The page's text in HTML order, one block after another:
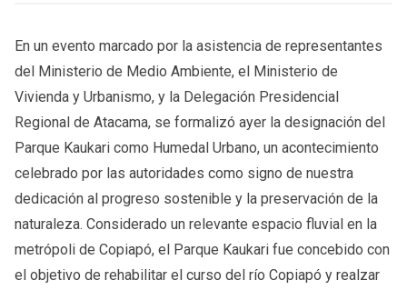
En un evento marcado por la asistencia de representantes
del Ministerio de Medio Ambiente, el Ministerio de
Vivienda y Urbanismo, y la Delegación Presidencial
Regional de Atacama, se formalizó ayer la designación del
Parque Kaukari como Humedal Urbano, un acontecimiento
celebrado por las autoridades como signo de nuestra
dedicación al progreso sostenible y la preservación de la
naturaleza. Considerado un relevante espacio fluvial en la
metrópoli de Copiapó, el Parque Kaukari fue concebido con
el objetivo de rehabilitar el curso del río Copiapó y realzar